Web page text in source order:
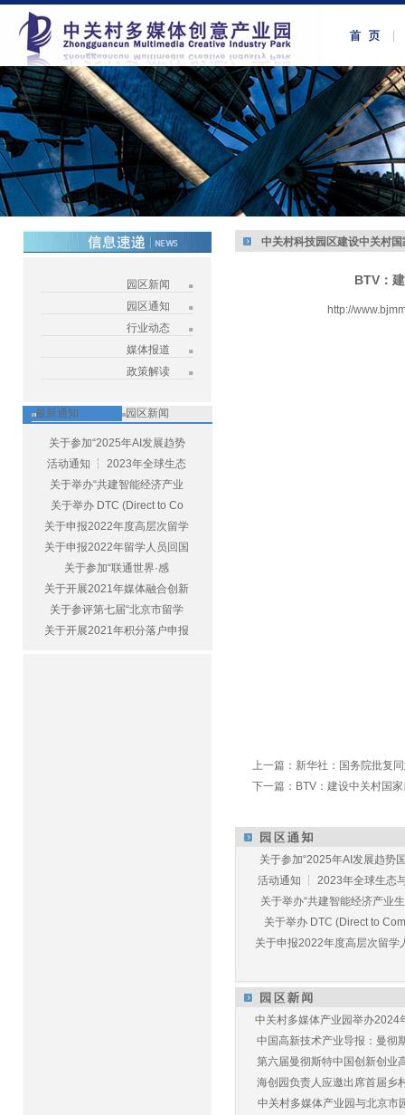
园区新闻
园区通知
行业动态
媒体报道
政策解读
最新通知 园区新闻
关于参加“2025年AI发展趋势
活动通知 ┆ 2023年全球生态
关于举办“共建智能经济产业
关于举办 DTC (Direct to Co
关于申报2022年度高层次留学
关于申报2022年留学人员回国
关于参加“联通世界·感
关于开展2021年媒体融合创新
关于参评第七届“北京市留学
关于开展2021年积分落户申报
中关村科技园区建设中关村
BTV：
http://
上一篇： 新华社：国务院批复
下一篇： BTV：建设中关村国
关于参加“2025年AI发展趋势
活动通知 ┆ 2023年全球生态
关于举办“共建智能经济产业
关于举办 DTC (Direct to
关于申报2022年度高层次留学
中关村多媒体产业园举办2024
中国高新技术产业导报：曼彻
第六届曼彻斯特中国创新创业
海创园负责人应邀出席首届乡
中关村多媒体产业园与北京市